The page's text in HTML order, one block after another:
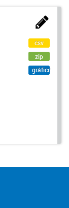
csv
zip
gráfico